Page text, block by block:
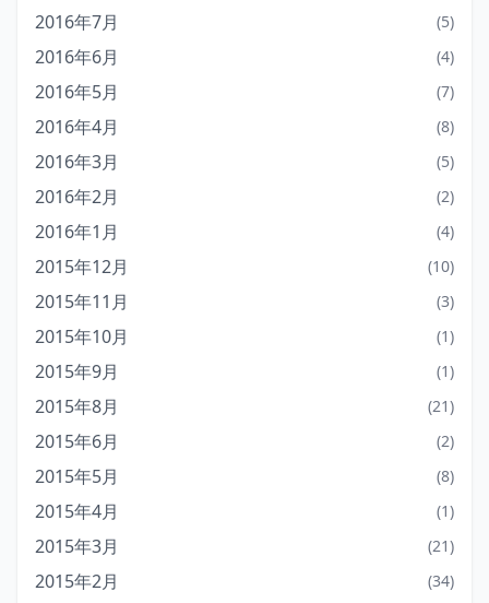
2016年7月 (5)
2016年6月 (4)
2016年5月 (7)
2016年4月 (8)
2016年3月 (5)
2016年2月 (2)
2016年1月 (4)
2015年12月 (10)
2015年11月 (3)
2015年10月 (1)
2015年9月 (1)
2015年8月 (21)
2015年6月 (2)
2015年5月 (8)
2015年4月 (1)
2015年3月 (21)
2015年2月 (34)